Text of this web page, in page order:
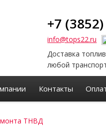
+7
info@tops22.ru
Доставка
любой
Контакты
ТНВД